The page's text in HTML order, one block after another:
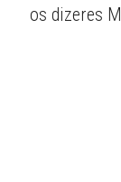
os dizeres